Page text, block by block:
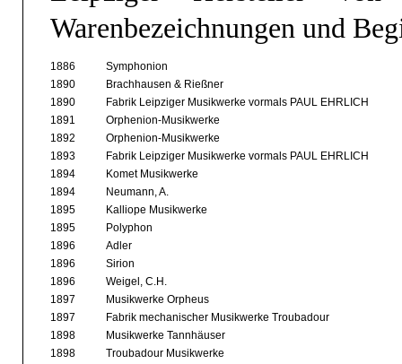
Warenbezeichnungen und
1886
Symphonion
1890
Brachhausen & Rießner
1890
Fabrik Leipziger Musikwerke vormals PAUL EHRLICH
1891
Orphenion-Musikwerke
1892
Orphenion-Musikwerke
1893
Fabrik Leipziger Musikwerke vormals PAUL EHRLICH
1894
Komet Musikwerke
1894
Neumann, A.
1895
Kalliope Musikwerke
1895
Polyphon
1896
Adler
1896
Sirion
1896
Weigel, C.H.
1897
Musikwerke Orpheus
1897
Fabrik mechanischer Musikwerke Troubadour
1898
Musikwerke Tannhäuser
1898
Troubadour Musikwerke